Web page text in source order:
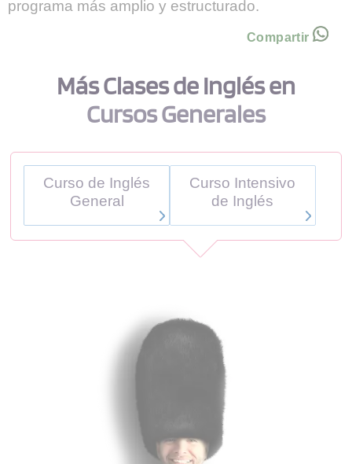
programa más amplio y estructurado.
Compartir
Más Clases de Inglés en
Cursos Generales
Curso de Inglés
General
Curso Intensivo
de Inglés